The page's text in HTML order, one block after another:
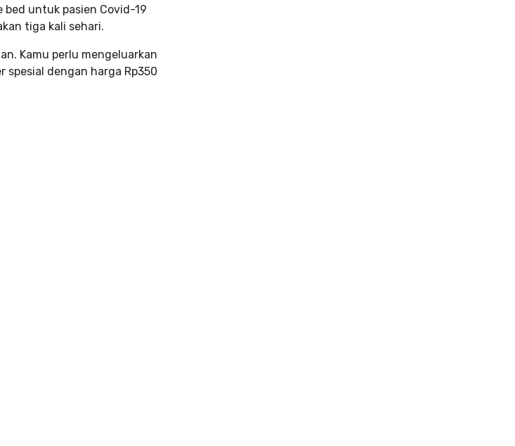
untuk pasien Covid-19
tiga kali sehari.
Kamu perlu mengeluarkan
dengan harga Rp350